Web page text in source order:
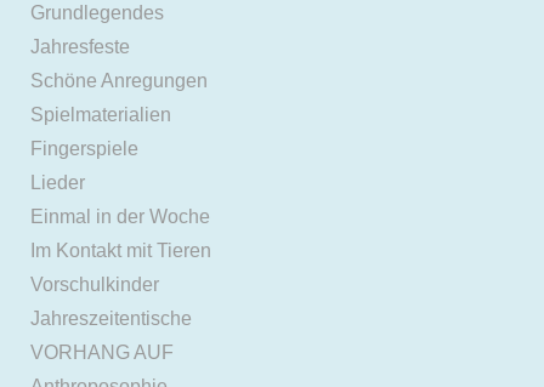
Grundlegendes
Jahresfeste
Schöne Anregungen
Spielmaterialien
Fingerspiele
Lieder
Einmal in der Woche
Im Kontakt mit Tieren
Vorschulkinder
Jahreszeitentische
VORHANG AUF